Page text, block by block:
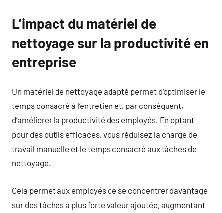
L’impact du matériel de
nettoyage sur la productivité en
entreprise
Un matériel de nettoyage adapté permet d’optimiser le
temps consacré à l’entretien et, par conséquent,
d’améliorer la productivité des employés. En optant
pour des outils efficaces, vous réduisez la charge de
travail manuelle et le temps consacré aux tâches de
nettoyage.
Cela permet aux employés de se concentrer davantage
sur des tâches à plus forte valeur ajoutée, augmentant